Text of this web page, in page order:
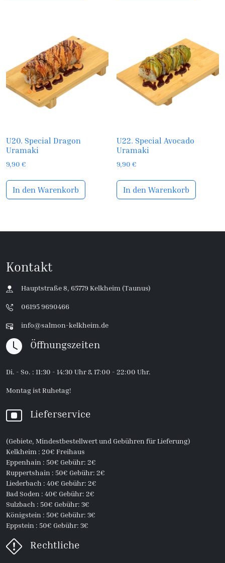
U20. Special Dragon
Uramaki
9,90 €
In den Warenkorb
U22. Special Avocado
Uramaki
9,90€
In den Warenkorb
Kontakt
Hauptstraße 8, 65779 Kelkheim (Taunus)
06195 9690466
info@salmon-kelkheim.de
Öffnungszeiten
Di. - So. : 11:30 - 14:30 Uhr & 17:00 - 22:00 Uhr.
Montag ist Ruhetag!
Lieferservice
(Gebiete, Mindestbestellwert und Gebühren für Lieferung)
Kelkheim : 20€ Freihaus
Eppenhain : 50€ Gebühr: 2€
Ruppertshain : 50€ Gebühr: 2€
Liederbach : 40€ Gebühr: 2€
Bad Soden : 40€ Gebühr: 2€
Sulzbach : 50€ Gebühr: 3€
Königstein : 50€ Gebühr: 3€
Eppstein : 50€ Gebühr: 3€
Rechtliche